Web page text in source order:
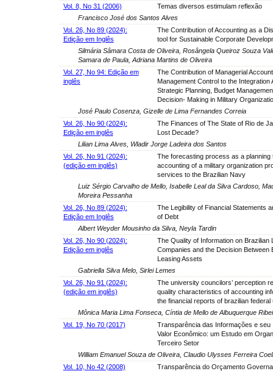
Vol. 8, No 31 (2006)
Temas diversos estimulam reflexão
Francisco José dos Santos Alves
Vol. 26, No 89 (2024):
Edição em Inglês
The Contribution of Accounting as a
tool for Sustainable Corporate
Silmária Sâmara Costa de Oliveira, Rosângela Queiroz Souza
Samara de Paula, Adriana Martins de Oliveira
Vol. 27, No 94: Edição em
inglês
The Contribution of Managerial
Management Control to the Integration
Strategic Planning, Budget
Decision- Making in Military
José Paulo Cosenza, Gizelle de Lima Fernandes Correia
Vol. 26, No 90 (2024):
Edição em inglês
The Finances of The State of Rio de
Lost Decade?
Lilian Lima Alves, Wladir Jorge Ladeira dos Santos
Vol. 26, No 91 (2024):
(edição em inglês)
The forecasting process as a planning
accounting of a military organization
services to the Brazilian Navy
Luiz Sérgio Carvalho de Mello, Isabelle Leal da Silva Cardoso,
Moreira Pessanha
Vol. 26, No 89 (2024):
Edição em Inglês
The Legibility of Financial Statements
of Debt
Albert Weyder Mousinho da Silva, Neyla Tardin
Vol. 26, No 90 (2024):
Edição em inglês
The Quality of Information on Brazilian
Companies and the Decision Between
Leasing Assets
Gabriella Silva Melo, Sirlei Lemes
Vol. 26, No 91 (2024):
(edição em inglês)
The university councilors’ perception
quality characteristics of accounting
the financial reports of brazilian federal
Mônica Maria Lima Fonseca, Cíntia de Mello de Albuquerque
Vol. 19, No 70 (2017)
Transparência das Informações e seu
Valor Econômico: um Estudo em
Terceiro Setor
William Emanuel Souza de Oliveira, Claudio Ulysses Ferreira
Vol. 10, No 42 (2008)
Transparência do Orçamento